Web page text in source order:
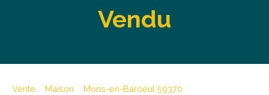
Vendu
Vente Maison
Mons-en-Baroeul 59370